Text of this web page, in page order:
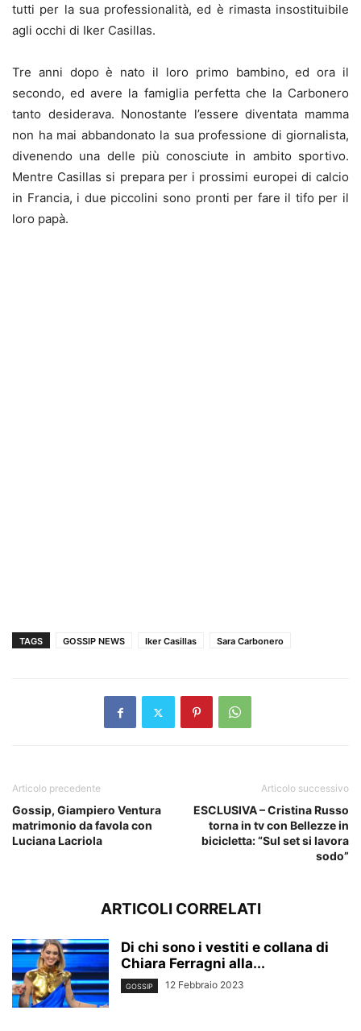
tutti per la sua professionalità, ed è rimasta insostituibile
agli occhi di Iker Casillas.
Tre anni dopo è nato il loro primo bambino, ed ora il
secondo, ed avere la famiglia perfetta che la Carbonero
tanto desiderava. Nonostante l’essere diventata mamma
non ha mai abbandonato la sua professione di giornalista,
divenendo una delle più conosciute in ambito sportivo.
Mentre Casillas si prepara per i prossimi europei di calcio
in Francia, i due piccolini sono pronti per fare il tifo per il
loro papà.
TAGS GOSSIP NEWS Iker Casillas Sara Carbonero
Articolo precedente
Gossip, Giampiero Ventura
matrimonio da favola con
Luciana Lacriola
Articolo successivo
ESCLUSIVA – Cristina Russo
torna in tv con Bellezze in
bicicletta: “Sul set si lavora
sodo”
ARTICOLI CORRELATI
Di chi sono i vestiti e collana di
Chiara Ferragni alla...
GOSSIP 12 Febbraio 2023